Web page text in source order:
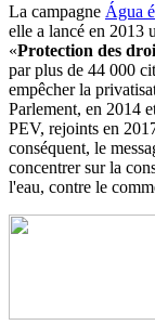
La campagne Água
elle a lancé en 2013
«Protection des
par plus de 44 000
empêcher la
Parlement, en 2014
PEV, rejoints en
conséquent, le
concentrer sur la
l'eau, contre le